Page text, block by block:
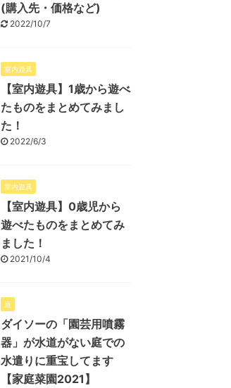
(購入先・価格など)
2022/10/7
室内遊具
【室内遊具】1歳から遊べ
たものをまとめてみまし
た！
2022/6/3
室内遊具
【室内遊具】0歳児から
遊べたものをまとめてみ
ました！
2021/10/4
庭
ダイソーの「園芸用噴霧
器」が水道がない庭での
水遣りに重宝してます
【家庭菜園2021】